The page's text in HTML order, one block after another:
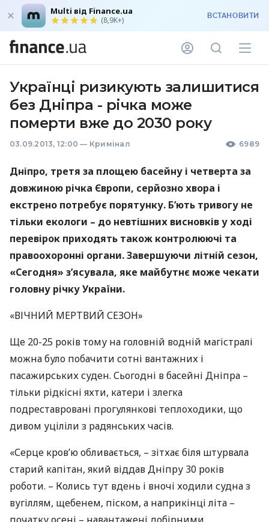
Multi від Finance.ua
(8,9K+) ВСТАНОВИТИ
Українці ризикують залишитися
без Дніпра - річка може
померти вже до 2030 року
03.09.2013, 12:00 — Кримінал 6989
Дніпро, третя за площею басейну і четверта за
довжиною річка Європи, серйозно хвора і
екстрено потребує порятунку. Б’ють тривогу не
тільки екологи – до невтішних висновків у ході
перевірок приходять також контролюючі та
правоохоронні органи. Завершуючи літній сезон,
«Сегодня» з’ясувала, яке майбутнє може чекати
головну річку України.
«ВІЧНИЙ МЕРТВИЙ СЕЗОН»
Ще 20-25 років тому на головній водній магістралі
можна було побачити сотні вантажних і
пасажирських суден. Сьогодні в басейні Дніпра –
тільки рідкісні яхти, катери і злегка
подреставровані прогулянкові теплоходики, що
дивом уціліли з радянських часів.
«Серце кров’ю обливається, – зітхає біля штурвала
старий капітан, який віддав Дніпру 30 років
роботи. – Колись тут вдень і вночі ходили судна з
вугіллям, щебенем, піском, а наприкінці літа –